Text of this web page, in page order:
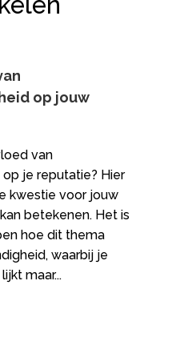
op jouw
van
je reputatie? Hier
kwestie voor jouw
betekenen. Het is
hoe dit thema
waarbij je
maar...